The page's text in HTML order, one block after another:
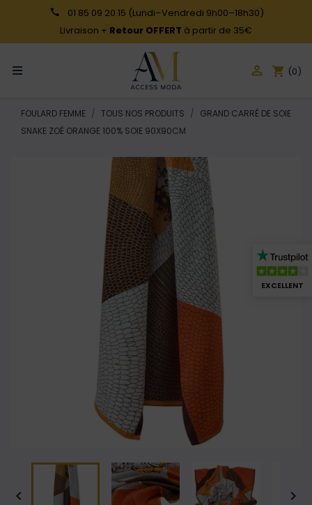
EXCELLENT
01 85 09 20 15 (Lundi–Vendredi 9h00–18h30)
Livraison + Retour OFFERT à partir de 35€
 shopping_cart (0)
FOULARD FEMME TOUS NOS PRODUITS
GRAND CARRÉ DE SOIE
SNAKE ZOÉ ORANGE 100% SOIE 90X90CM
 